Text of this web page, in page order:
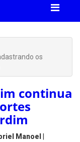
os
continua
Manoel